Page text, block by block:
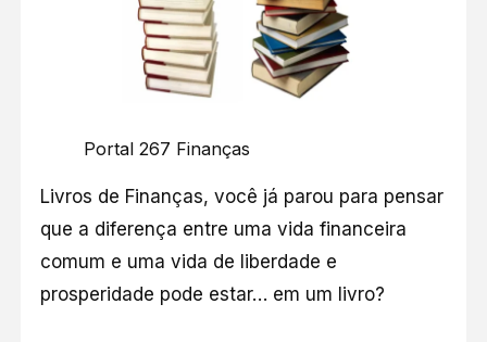
Portal 267 Finanças
Livros de Finanças, você já parou para pensar
que a diferença entre uma vida financeira
comum e uma vida de liberdade e
prosperidade pode estar… em um livro?